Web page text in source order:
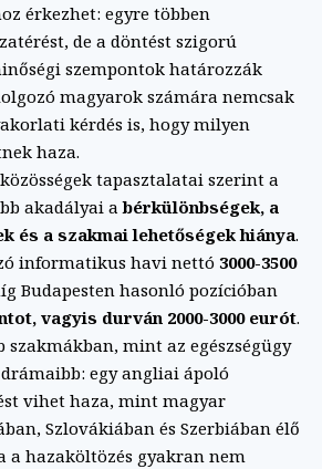
érkezhet: egyre többen
de a döntést szigorú
szempontok határozzák
magyarok számára nemcsak
kérdés is, hogy milyen
haza.
tapasztalatai szerint a
akadályai abérkülönbségek, a
és a szakmai lehetőségek hiánya.
informatikus havi nettó 3000-3500
Budapesten hasonló pozícióban
vagyis durván 2000-3000 eurót.
szakmákban, mint az egészségügy
egy angliai ápoló
vihet haza, mint magyar
Szlovákiában és Szerbiában élő
a hazaköltözés gyakran nem